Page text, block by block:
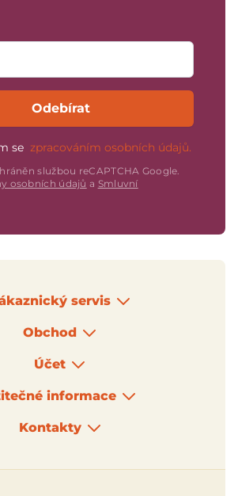
Odebírat
se zpracováním osobních údajů.
službou reCAPTCHA Google.
osobních údajů a Smluvní
servis
Obchod
Účet
informace
Kontakty